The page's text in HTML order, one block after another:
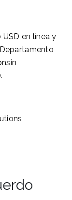
USD en línea y